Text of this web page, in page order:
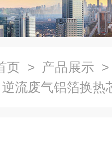
页 > 产品展示
流废气铝箔换热